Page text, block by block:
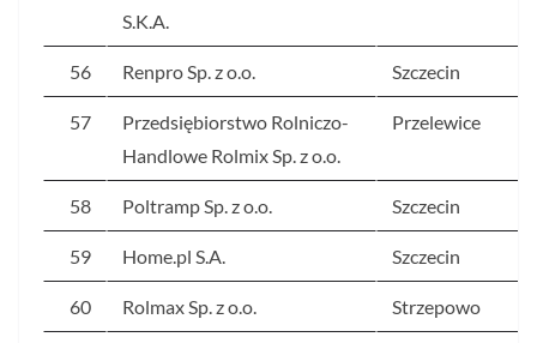
S.K.A.
56 Renpro Sp. z o.o. Szczecin
57
Przedsiębiorstwo Rolniczo-
Handlowe Rolmix Sp. z o.o.
Przelewice
58 Poltramp Sp. z o.o. Szczecin
59 Home.pl S.A. Szczecin
60 Rolmax Sp. z o.o. Strzepowo